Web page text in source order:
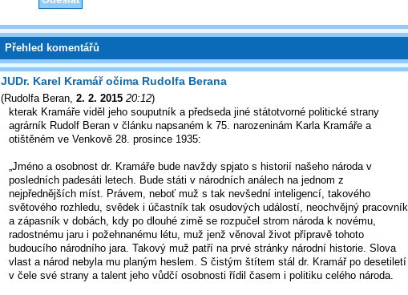
Přehled komentářů
JUDr. Karel Kramář očima Rudolfa Berana
(Rudolfa Beran 2. 2. 2015 20:12)
kterak Kramáře viděl jeho souputník a předseda jiné státotvorné politické strany
agrárník Rudolf Beran v článku napsaném k 75. narozeninám Karla Kramáře a
otištěném ve Venkově 28. prosince 1935:
„Jméno a osobnost dr. Kramáře bude navždy spjato s historií našeho národa v
posledních padesáti letech. Bude státi v národních análech na jednom z
nejpřednějších míst. Právem, neboť muž s tak nevšední inteligencí, takového
světového rozhledu, svědek i účastník tak osudových událostí, neochvějný pracovník
a zápasník v dobách, kdy po dlouhé zimě se rozpučel strom národa k novému,
radostnému jaru i požehnanému létu, muž jenž věnoval život přípravě tohoto
budoucího národního jara. Takový muž patří na prvé stránky národní historie. Slova
vlast a národ nebyla mu planým heslem. S čistým štítem stál dr. Kramář po desetiletí
v čele své strany a talent jeho vůdčí osobnosti řídil časem i politiku celého národa.